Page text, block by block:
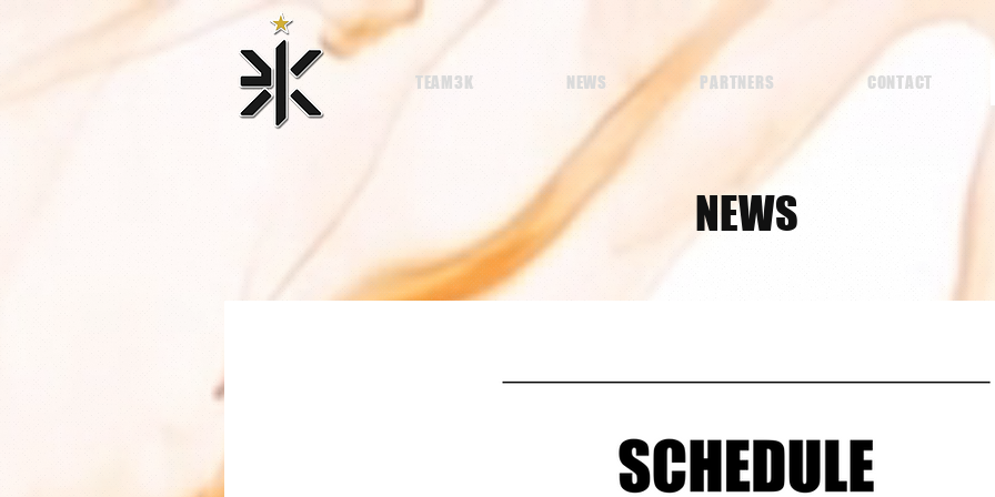
TEAM3K NEWS PARTNERS CONTACT
NEWS